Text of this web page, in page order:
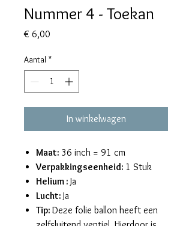
Nummer 4 - Toekan
€ 6,00
Aantal *
In winkelwagen
Maat: 36 inch = 91 cm
Verpakkingseenheid: 1 Stuk
Helium : Ja
Lucht: Ja
Tip: Deze folie ballon heeft een